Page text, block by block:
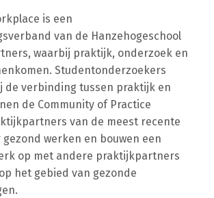
is een
van de Hanzehogeschool
waarbij praktijk, onderzoek en
Studentonderzoekers
de verbinding tussen praktijk en
de Community of Practice
van de meest recente
werken en bouwen een
op met andere praktijkpartners
het gebied van gezonde